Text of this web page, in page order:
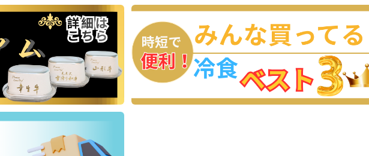
肉加工品
冷凍おかず
ギフトセット
マイページ
ご利用ガイドへ